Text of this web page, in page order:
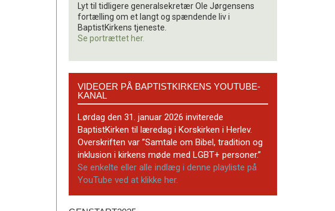
Lyt til tidligere generalsekretær Ole Jørgensens
fortælling om et langt og spændende liv i
BaptistKirkens tjeneste.
Se portrættet her.
BaptistKirkens
YouTube-
kanal
VIDEOER PÅ BAPTISTKIRKENS YOUTUBE-
KANAL
Lørdag den 31. januar 2026 inviterede
BaptistKirken til læredag i Korskirken i Herlev.
Overskriften var ”Samtale om Bibel, tradition og
inklusion i kirkens møde med LGBT+ personer.”
Se enkelte eller alle indlæg i denne playliste på
YouTube ved at klikke her.